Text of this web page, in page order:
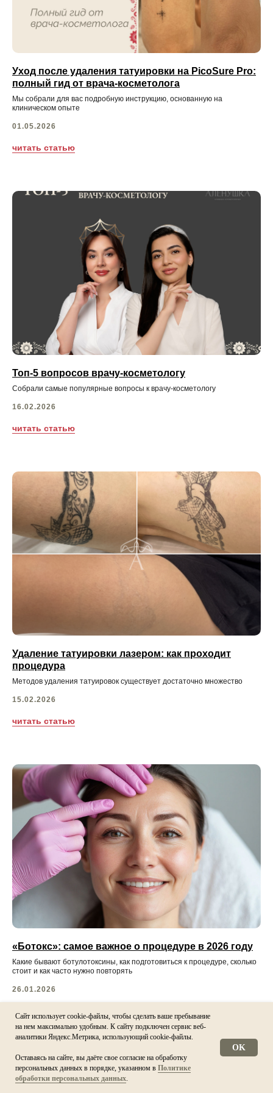
Уход после удаления татуировки на PicoSure Pro:
полный гид от врача-косметолога
Мы собрали для вас подробную инструкцию, основанную на
клиническом опыте
01.05.2026
читать статью
Топ-5 вопросов врачу-косметологу
Собрали самые популярные вопросы к врачу-косметологу
16.02.2026
читать статью
Удаление татуировки лазером: как проходит
процедура
Методов удаления татуировок существует достаточно множество
15.02.2026
читать статью
«Ботокс»: самое важное о процедуре в 2026 году
Какие бывают ботулотоксины, как подготовиться к процедуре, сколько
стоит и как часто нужно повторять
26.01.2026
Сайт использует cookie-файлы, чтобы сделать ваше пребывание
на нем максимально удобным. К cайту подключен сервис веб-
аналитики Яндекс.Метрика, использующий cookie-файлы.
Оставаясь на сайте, вы даёте свое согласие на обработку
персональных данных в порядке, указанном в Политике
обработки персональных данных.
OK
Напишите, мы онлайн!